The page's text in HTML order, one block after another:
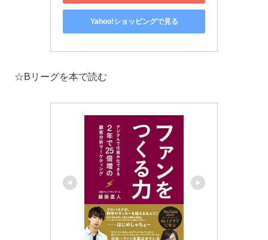
Yahoo!ショッピングで見る
☆Bリーグを本で読む